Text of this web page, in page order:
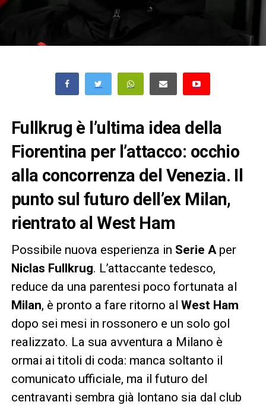
Fullkrug è l’ultima idea della
Fiorentina per l’attacco: occhio
alla concorrenza del Venezia. Il
punto sul futuro dell’ex Milan,
rientrato al West Ham
Possibile nuova esperienza in Serie Aper
Niclas Fullkrug. L’attaccante tedesco,
reduce da una parentesi poco fortunata al
Milan, è pronto a fare ritorno al West Ham
dopo sei mesi in rossonero e un solo gol
realizzato. La sua avventura a Milano è
ormai ai titoli di coda: manca soltanto il
comunicato ufficiale, ma il futuro del
centravanti sembra già lontano sia dal club